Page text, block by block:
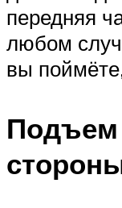
передняя
любом
вы
Подъем